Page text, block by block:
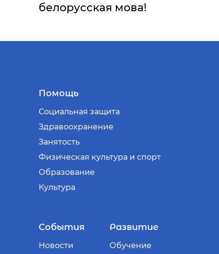
белорусская мова!
Помощь
Социальная защита
Здравоохранение
Занятость
Физическая культура и спорт
Образование
Культура
События
Новости
Развитие
Обучение